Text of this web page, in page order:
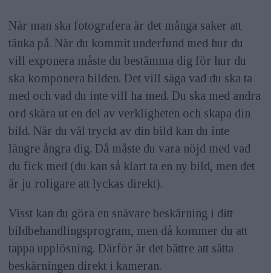
När man ska fotografera är det många saker att
tänka på. När du kommit underfund med hur du
vill exponera måste du bestämma dig för hur du
ska komponera bilden. Det vill säga vad du ska ta
med och vad du inte vill ha med. Du ska med andra
ord skära ut en del av verkligheten och skapa din
bild. När du väl tryckt av din bild kan du inte
längre ångra dig. Då måste du vara nöjd med vad
du fick med (du kan så klart ta en ny bild, men det
är ju roligare att lyckas direkt).
Visst kan du göra en snävare beskärning i ditt
bildbehandlingsprogram, men då kommer du att
tappa upplösning. Därför är det bättre att sätta
beskärningen direkt i kameran.